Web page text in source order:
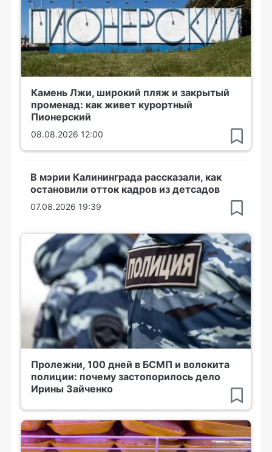
Камень Лжи, широкий пляж и закрытый
променад: как живет курортный
Пионерский
08.08.2026 12:00
В мэрии Калининграда рассказали, как
остановили отток кадров из детсадов
07.08.2026 19:39
Пролежни, 100 дней в БСМП и волокита
полиции: почему застопорилось дело
Ирины Зайченко